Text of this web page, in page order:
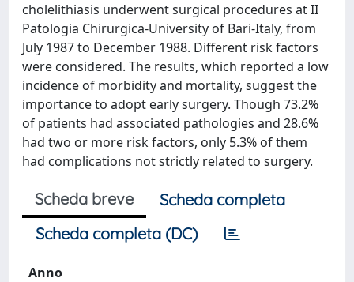
cholelithiasis underwent surgical procedures at II
Patologia Chirurgica-University of Bari-Italy, from
July 1987 to December 1988. Different risk factors
were considered. The results, which reported a low
incidence of morbidity and mortality, suggest the
importance to adopt early surgery. Though 73.2%
of patients had associated pathologies and 28.6%
had two or more risk factors, only 5.3% of them
had complications not strictly related to surgery.
Scheda breve
Scheda completa
Scheda completa (DC)
Anno